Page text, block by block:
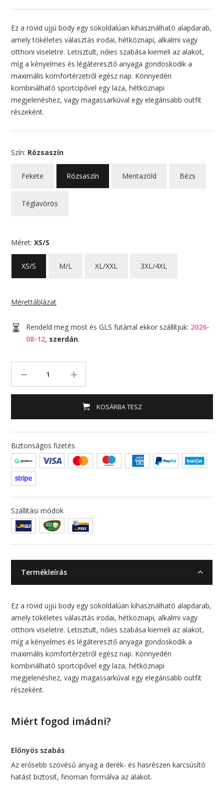
Ez a rövid ujjú body egy sokoldalúan kihasználható alapdarab,
amely tökéletes választás irodai, hétköznapi, alkalmi vagy
otthoni viseletre. Letisztult, nőies szabása kiemeli az alakot,
míg a kényelmes és légáteresztő anyaga gondoskodik a
maximális komfortérzetről egész nap. Könnyedén
kombinálható sportcipővel egy laza, hétköznapi
megjelenéshez, vagy magassarkúval egy elegánsabb outfit
részeként.
Szín: Rózsaszín
Fekete Rózsaszín Mentazöld Bézs
Téglavörös
Méret: XS/S
XS/S M/L XL/XXL 3XL/4XL
Mérettáblázat
Rendeld meg most és GLS futárral ekkor szállítjuk: 2026-
08-12, szerdán.
KOSÁRBA TESZ
Biztonságos fizetés
Szállítási módok
Termékleírás
Ez a rövid ujjú body egy sokoldalúan kihasználható alapdarab,
amely tökéletes választás irodai, hétköznapi, alkalmi vagy
otthoni viseletre. Letisztult, nőies szabása kiemeli az alakot,
míg a kényelmes és légáteresztő anyaga gondoskodik a
maximális komfortérzetről egész nap. Könnyedén
kombinálható sportcipővel egy laza, hétköznapi
megjelenéshez, vagy magassarkúval egy elegánsabb outfit
részeként.
Miért fogod imádni?
Előnyös szabás
Az erősebb szövésű anyag a derék- és hasrészen karcsúsító
hatást biztosít, finoman formálva az alakot.